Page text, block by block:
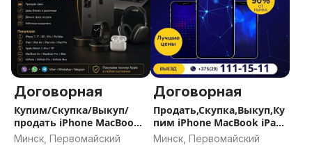
Договорная
Купим/Скупка/Выкуп/
продать iPhone MacBook
iPad MacBook Apple Watch
Минск, Первомайский
Договорная
Продать,Скупка,Выкуп,Ку
пим iPhone MacBook iPad
MacBook Apple Watch
Минск, Первомайский